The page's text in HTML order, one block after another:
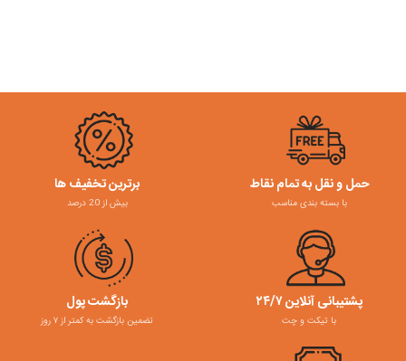
حمل و نقل به تمام نقاط
با بسته بندی مناسب
برترین تخفیف ها
بیش از 20 درصد
پشتیبانی آنلاین ۲۴/۷
با تیکت و چت
بازگشت پول
تضمین بازگشت به کمتر از ۷ روز